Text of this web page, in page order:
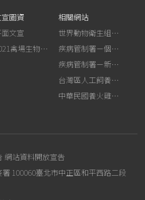
圖資
文宣
2021禽場生物安全手冊
相關網站
世界動物衛生組織－禽流感網站
疾病管制署－個人防護裝備使用建議
疾病管制署－新型A型流感專區
台灣區人工飼養鴕鳥協會
中華民國養火雞協會
網站資料開放宣告
100060臺北市中正區和平西路二段